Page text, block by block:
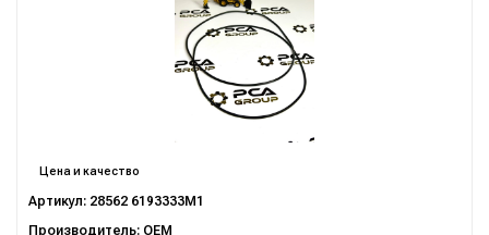
Цена и качество
Артикул: 28562 6193333M1
Производитель: OEM